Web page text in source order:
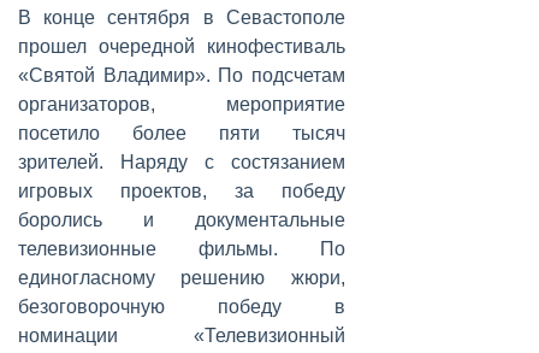
В конце сентября в Севастополе
прошел очередной кинофестиваль
«Святой Владимир». По подсчетам
организаторов, мероприятие
посетило более пяти тысяч
зрителей. Наряду с состязанием
игровых проектов, за победу
боролись и документальные
телевизионные фильмы. По
единогласному решению жюри,
безоговорочную победу в
номинации «Телевизионный